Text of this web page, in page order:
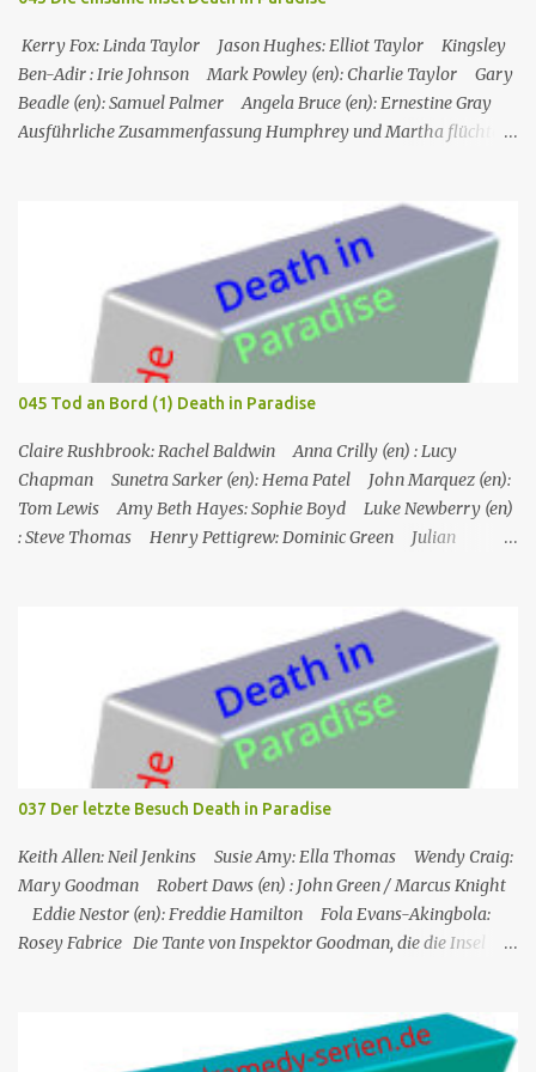
Henderson ihn getötet und sich da...
Kerry Fox: Linda Taylor Jason Hughes: Elliot Taylor Kingsley
Ben-Adir : Irie Johnson Mark Powley (en): Charlie Taylor Gary
Beadle (en): Samuel Palmer Angela Bruce (en): Ernestine Gray
Ausführliche Zusammenfassung Humphrey und Martha flüchten
wird einer der Besitzer, Charlie Taylor, erstochen in seinem
Zimmer aufgefunden, aber ein vertrauenswürdiger Zeuge, da es
sich um Humphrey selbst handelt, kann bestätigen, dass zwischen
dem Zeitpunkt, als Charlie in sein Zimmer ging, und dem
Zeitpunkt, als seine Leiche gefunden wurde, niemand nach oben
gegangen ist. Humphrey nimmt Martha mit auf eine Privatinsel,
wo es ein Hotel namens Hotel Cecile gibt, das den Taylor-Brüdern
(Elliot und Charlie) gehört. Während Humphrey und Martha
gemeinsam im Speisesa...
045 Tod an Bord (1) Death in Paradise
Claire Rushbrook: Rachel Baldwin Anna Crilly (en) : Lucy
Chapman Sunetra Sarker (en): Hema Patel John Marquez (en):
Tom Lewis Amy Beth Hayes: Sophie Boyd Luke Newberry (en)
: Steve Thomas Henry Pettigrew: Dominic Green Julian
seinem Boot aufgefunden. Der Verdacht fällt zunächst auf die
Touristen, die das Boot mit seinem Steuermann am Tag des
Mordes gemietet hatten, und dann auf eine Gruppe von Touristen,
die das Boot am nächsten Tag mieten sollten. Einziges Problem:
Die Verdächtigen sind nach England zurückgekehrt. Der
Kommandant beschließt daraufhin, sein Team (mit Ausnahme von
JP) nach London zu schicken, um die Ermittlungen mit Hilfe eines
037 Der letzte Besuch Death in Paradise
Keith Allen: Neil Jenkins Susie Amy: Ella Thomas Wendy Craig:
Mary Goodman Robert Daws (en) : John Green / Marcus Knight
Eddie Nestor (en): Freddie Hamilton Fola Evans-Akingbola:
Rosey Fabrice Die Tante von Inspektor Goodman, die die Insel
er tat, als er auf die Insel kam, war, Neil Jenkins zu treffen, einen
ehemaligen Gangster, der gekommen war, um einen ruhigen